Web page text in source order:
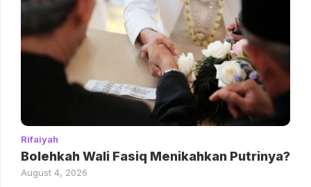
Rifaiyah
Bolehkah Wali Fasiq Menikahkan Putrinya?
August 4, 2026